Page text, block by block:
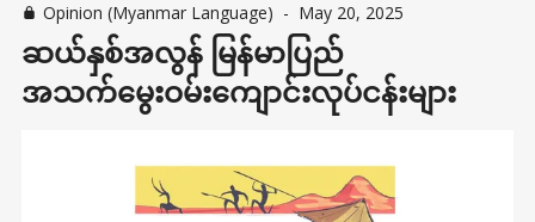
Opinion (Myanmar Language) - May 20, 2025
ဆယ်နှစ်အလွန် မြန်မာပြည်
အသက်မွေးဝမ်းကျောင်းလုပ်ငန်းများ